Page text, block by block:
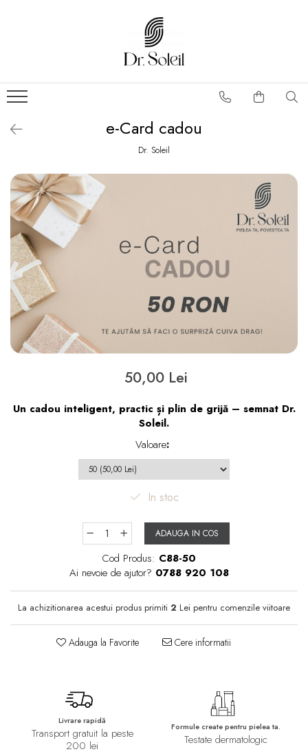
e-Card cadou
Dr. Soleil
50,00 Lei
Un cadou inteligent, practic și plin de grijă – semnat Dr.
Soleil.
Valoare:
In stoc
ADAUGA IN COS
Cod Produs: C88-50
Ai nevoie de ajutor? 0788 920 108
La achizitionarea acestui produs primiti 2 Lei pentru comenzile viitoare
Adauga la Favorite Cere informatii
Livrare rapidă
Transport gratuit la peste
200 lei
Formule create pentru pielea ta.
Testate dermatologic